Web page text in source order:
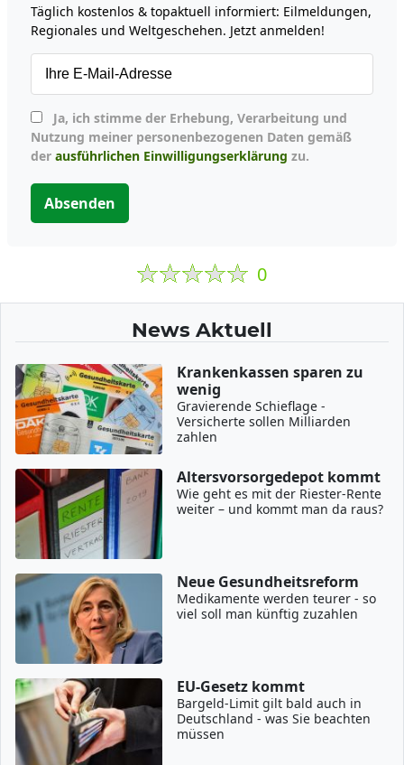
Täglich kostenlos & topaktuell informiert: Eilmeldungen,
Regionales und Weltgeschehen. Jetzt anmelden!
Nutzung meiner personenbezogenen Daten gemäß
der ausführlichen Einwilligungserklärung zu.
Absenden
0
News Aktuell
Krankenkassen sparen zu
wenig
Gravierende Schieflage -
Versicherte sollen Milliarden
zahlen
Altersvorsorgedepot kommt
Wie geht es mit der Riester-Rente
weiter – und kommt man da raus?
Neue Gesundheitsreform
Medikamente werden teurer - so
viel soll man künftig zuzahlen
EU-Gesetz kommt
Bargeld-Limit gilt bald auch in
Deutschland - was Sie beachten
müssen